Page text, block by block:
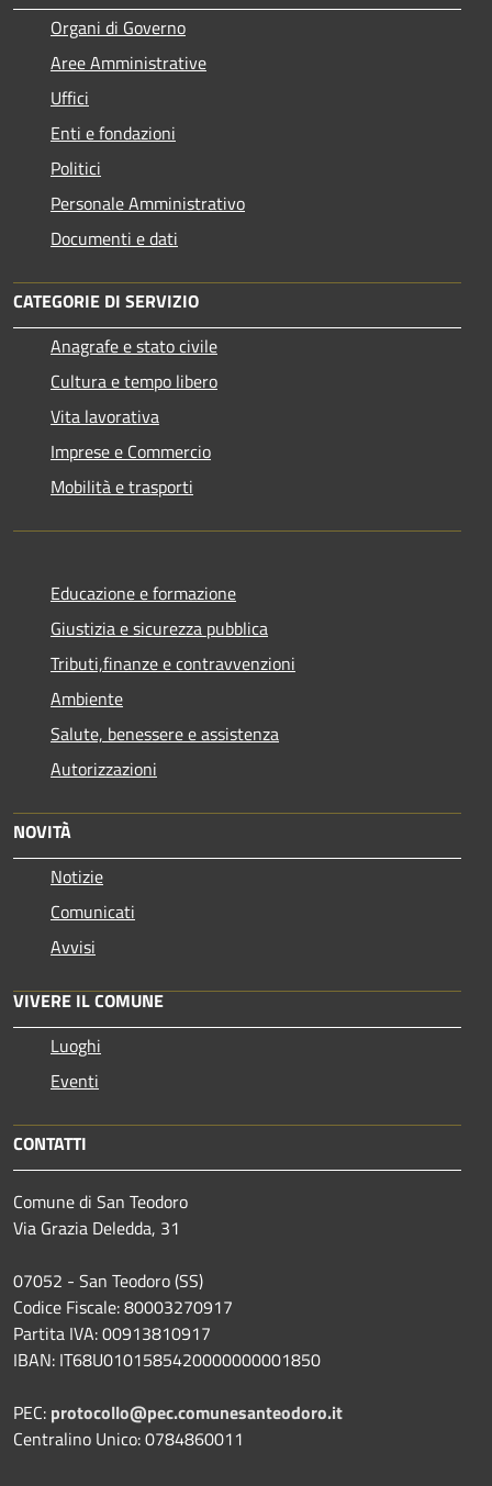
Organi di Governo
Aree Amministrative
Uffici
Enti e fondazioni
Politici
Personale Amministrativo
Documenti e dati
CATEGORIE DI SERVIZIO
Anagrafe e stato civile
Cultura e tempo libero
Vita lavorativa
Imprese e Commercio
Mobilità e trasporti
Educazione e formazione
Giustizia e sicurezza pubblica
Tributi,finanze e contravvenzioni
Ambiente
Salute, benessere e assistenza
Autorizzazioni
NOVITÀ
Notizie
Comunicati
Avvisi
VIVERE IL COMUNE
Luoghi
Eventi
CONTATTI
Comune di San Teodoro
Via Grazia Deledda, 31
07052 - San Teodoro (SS)
Codice Fiscale: 80003270917
Partita IVA: 00913810917
IBAN: IT68U0101585420000000001850
PEC: protocollo@pec.comunesanteodoro.it
Centralino Unico: 0784860011